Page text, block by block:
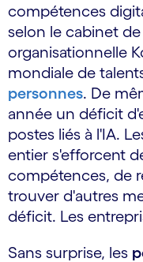
compétences
selon le cabinet
organisationnelle
mondiale de
personnes. De
année un déficit
postes liés à l'IA.
entier s'efforcent
compétences, de
trouver d'autres
déficit. Les
Sans surprise, les